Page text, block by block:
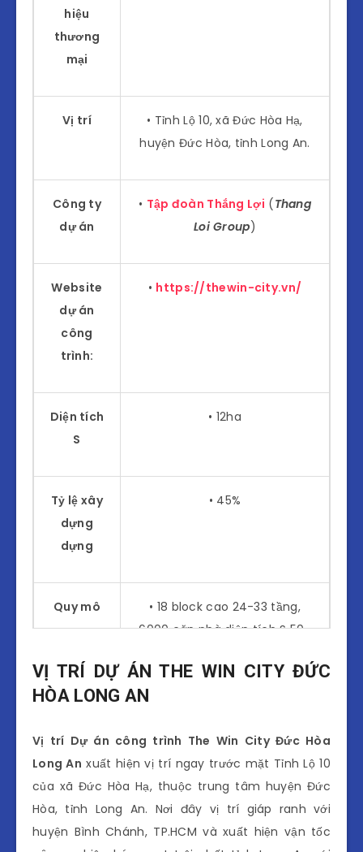
hiệu
thương
mại
Vị trí
• Tỉnh Lộ 10, xã Đức Hòa Hạ,
huyện Đức Hòa, tỉnh Long An.
Công ty
dự án
• Tập đoàn Thắng Lợi (Thang
Loi Group)
Website
dự án
công
trình:
• https://thewin-city.vn/
Diện tích
S
• 12ha
Tỷ lệ xây
dựng
dựng
• 45%
Quy mô
• 18 block cao 24-33 tầng,
6000 căn nhà diện tích S 50-
câu lạc bộ,
• Căn nhà 1-2-3 phòng ngủ,
shophouse thương mại
VỊ TRÍ DỰ ÁN THE WIN CITY ĐỨC
HÒA LONG AN
Vị trí Dự án công trình The Win City Đức Hòa
Long An xuất hiện vị trí ngay trước mặt Tỉnh Lộ 10
của xã Đức Hòa Hạ, thuộc trung tâm huyện Đức
Hòa, tỉnh Long An. Nơi đây vị trí giáp ranh với
huyện Bình Chánh, TP.HCM và xuất hiện vận tốc